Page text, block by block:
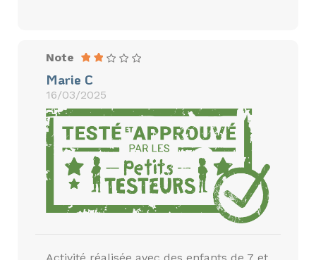
Note
Marie C
16/03/2025